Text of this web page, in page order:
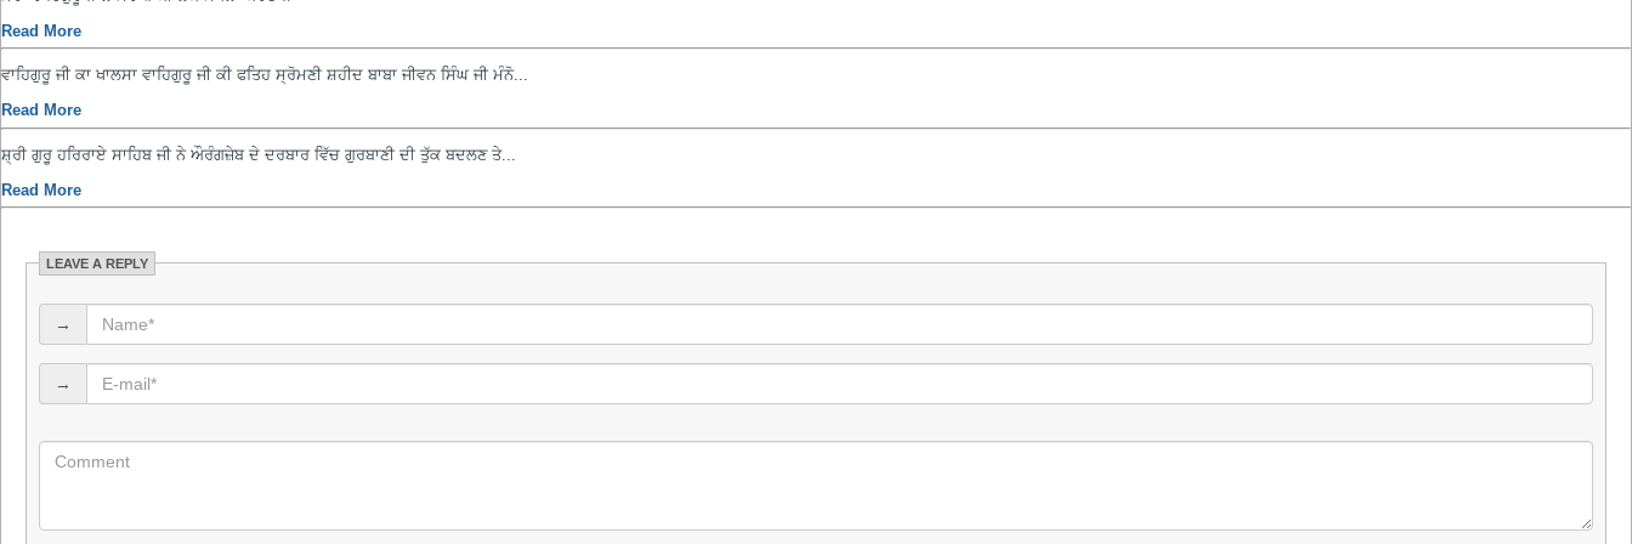
Read More
ਵਾਹਿਗੁਰੂ ਜੀ ਕਾ ਖਾਲਸਾ ਵਾਹਿਗੁਰੂ ਜੀ ਕੀ ਫਤਿਹ ਸ੍ਰੋਮਣੀ ਸ਼ਹੀਦ ਬਾਬਾ ਜੀਵਨ ਸਿੰਘ ਜੀ ਮੰਨੋ...
Read More
ਸ਼੍ਰੀ ਗੁਰੂ ਹਰਿਰਾਏ ਸਾਹਿਬ ਜੀ ਨੇ ਔਰੰਗਜ਼ੇਬ ਦੇ ਦਰਬਾਰ ਵਿੱਚ ਗੁਰਬਾਣੀ ਦੀ ਤੁੱਕ ਬਦਲਣ ਤੇ...
Read More
LEAVE A REPLY
→
→